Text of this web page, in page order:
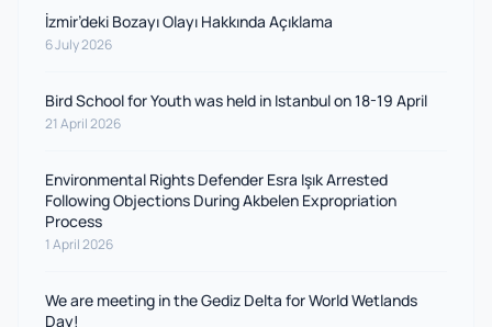
İzmir’deki Bozayı Olayı Hakkında Açıklama
6 July 2026
Bird School for Youth was held in Istanbul on 18-19 April
21 April 2026
Environmental Rights Defender Esra Işık Arrested
Following Objections During Akbelen Expropriation
Process
1 April 2026
We are meeting in the Gediz Delta for World Wetlands
Day!